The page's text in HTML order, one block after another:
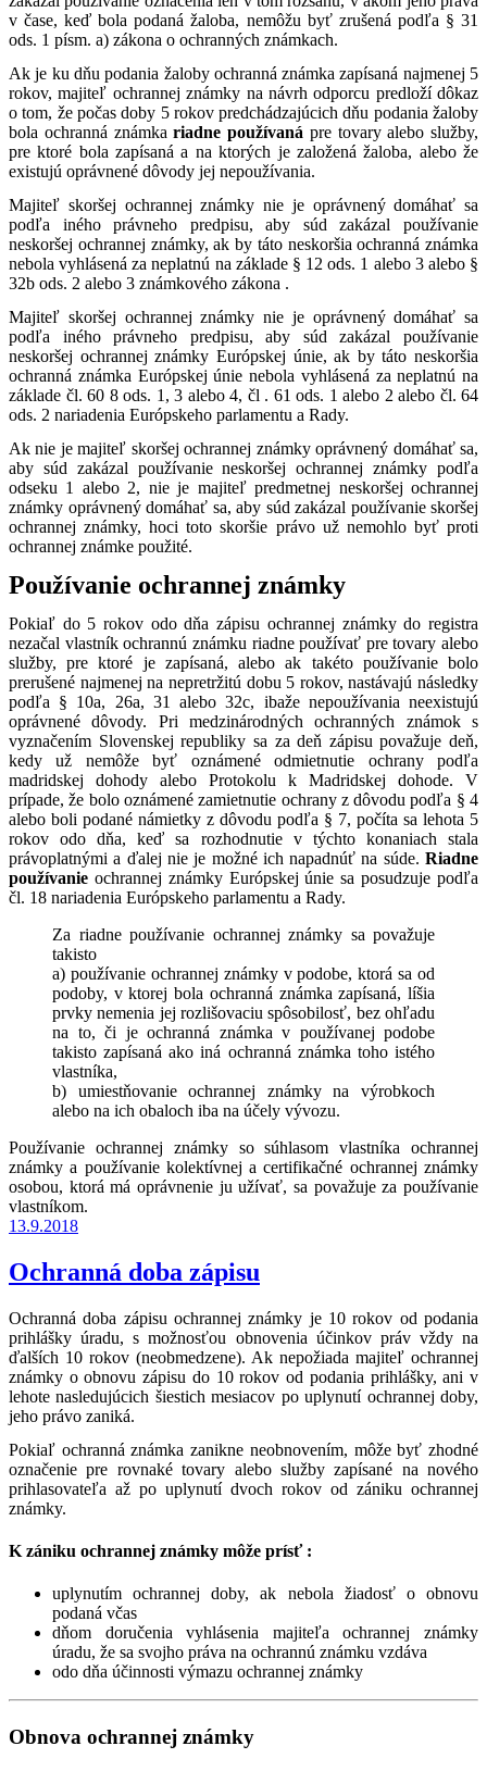
v čase, keď bola podaná žaloba, nemôžu byť zrušená podľa § 31
ods. 1 písm. a) zákona o ochranných známkach.
Ak je ku dňu podania žaloby ochranná známka zapísaná najmenej 5
rokov, majiteľ ochrannej známky na návrh odporcu predloží dôkaz
o tom, že počas doby 5 rokov predchádzajúcich dňu podania žaloby
bola ochranná známkariadne používaná pre tovary alebo služby,
pre ktoré bola zapísaná a na ktorých je založená žaloba, alebo že
existujú oprávnené dôvody jej nepoužívania.
Majiteľ skoršej ochrannej známky nie je oprávnený domáhať sa
podľa iného právneho predpisu, aby súd zakázal používanie
neskoršej ochrannej známky, ak by táto neskoršia ochranná známka
nebola vyhlásená za neplatnú na základe § 12 ods. 1 alebo 3 alebo §
32b ods. 2 alebo 3 známkového zákona .
Majiteľ skoršej ochrannej známky nie je oprávnený domáhať sa
podľa iného právneho predpisu, aby súd zakázal používanie
neskoršej ochrannej známky Európskej únie, ak by táto neskoršia
ochranná známka Európskej únie nebola vyhlásená za neplatnú na
základe čl. 60 8 ods. 1, 3 alebo 4, čl . 61 ods. 1 alebo 2 alebo čl. 64
ods. 2 nariadenia Európskeho parlamentu a Rady.
Ak nie je majiteľ skoršej ochrannej známky oprávnený domáhať sa,
aby súd zakázal používanie neskoršej ochrannej známky podľa
odseku 1 alebo 2, nie je majiteľ predmetnej neskoršej ochrannej
známky oprávnený domáhať sa, aby súd zakázal používanie skoršej
ochrannej známky, hoci toto skoršie právo už nemohlo byť proti
ochrannej známke použité.
Používanie ochrannej známky
Pokiaľ do 5 rokov odo dňa zápisu ochrannej známky do registra
nezačal vlastník ochrannú známku riadne používať pre tovary alebo
služby, pre ktoré je zapísaná, alebo ak takéto používanie bolo
prerušené najmenej na nepretržitú dobu 5 rokov, nastávajú následky
podľa § 10a, 26a, 31 alebo 32c, ibaže nepoužívania neexistujú
oprávnené dôvody. Pri medzinárodných ochranných známok s
vyznačením Slovenskej republiky sa za deň zápisu považuje deň,
kedy už nemôže byť oznámené odmietnutie ochrany podľa
madridskej dohody alebo Protokolu k Madridskej dohode. V
prípade, že bolo oznámené zamietnutie ochrany z dôvodu podľa § 4
alebo boli podané námietky z dôvodu podľa § 7, počíta sa lehota 5
rokov odo dňa, keď sa rozhodnutie v týchto konaniach stala
právoplatnými a ďalej nie je možné ich napadnúť na súde. Riadne
používanie ochrannej známky Európskej únie sa posudzuje podľa
čl. 18 nariadenia Európskeho parlamentu a Rady.
Za riadne používanie ochrannej známky sa považuje
takisto
a) používanie ochrannej známky v podobe, ktorá sa od
podoby, v ktorej bola ochranná známka zapísaná, líšia
prvky nemenia jej rozlišovaciu spôsobilosť, bez ohľadu
na to, či je ochranná známka v používanej podobe
takisto zapísaná ako iná ochranná známka toho istého
vlastníka,
b) umiestňovanie ochrannej známky na výrobkoch
alebo na ich obaloch iba na účely vývozu.
Používanie ochrannej známky so súhlasom vlastníka ochrannej
známky a používanie kolektívnej a certifikačné ochrannej známky
osobou, ktorá má oprávnenie ju užívať, sa považuje za používanie
vlastníkom.
Publikované
13.9.2018
Ochranná doba zápisu
Ochranná doba zápisu ochrannej známky je 10 rokov od podania
prihlášky úradu, s možnosťou obnovenia účinkov práv vždy na
ďalších 10 rokov (neobmedzene). Ak nepožiada majiteľ ochrannej
známky o obnovu zápisu do 10 rokov od podania prihlášky, ani v
lehote nasledujúcich šiestich mesiacov po uplynutí ochrannej doby,
jeho právo zaniká.
Pokiaľ ochranná známka zanikne neobnovením, môže byť zhodné
označenie pre rovnaké tovary alebo služby zapísané na nového
prihlasovateľa až po uplynutí dvoch rokov od zániku ochrannej
známky.
K zániku ochrannej známky môže prísť :
uplynutím ochrannej doby, ak nebola žiadosť o obnovu
podaná včas
dňom doručenia vyhlásenia majiteľa ochrannej známky
úradu, že sa svojho práva na ochrannú známku vzdáva
odo dňa účinnosti výmazu ochrannej známky
Obnova ochrannej známky